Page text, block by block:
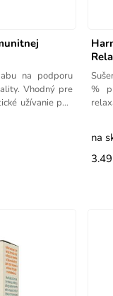
na podporu
Vhodný pre
užívanie pod
%
na